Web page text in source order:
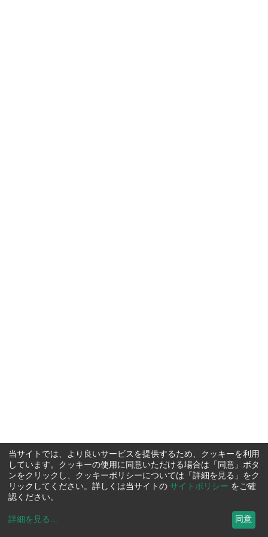
当サイトでは、より良いサービスを提供するため、クッキーを利用
しています。クッキーの使用に同意いただける場合は「同意」ボタ
ンをクリックし、クッキーポリシーについては「詳細を見る」をク
リックしてください。詳しくは当サイトの サイトポリシー をご確
認ください。
詳細を見る ... 同意